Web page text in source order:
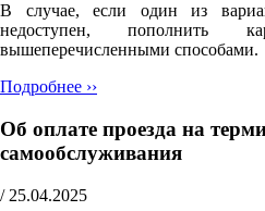
В случае, если один из
недоступен, пополнить
вышеперечисленными способами.
Подробнее ››
Об оплате проезда на
самообслуживания
/ 25.04.2025